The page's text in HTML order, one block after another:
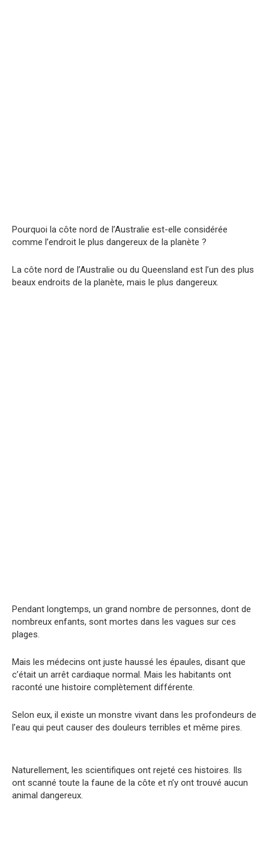
Pourquoi la côte nord de l’Australie est-elle considérée
comme l’endroit le plus dangereux de la planète ?
La côte nord de l’Australie ou du Queensland est l’un des plus
beaux endroits de la planète, mais le plus dangereux.
Pendant longtemps, un grand nombre de personnes, dont de
nombreux enfants, sont mortes dans les vagues sur ces
plages.
Mais les médecins ont juste haussé les épaules, disant que
c’était un arrêt cardiaque normal. Mais les habitants ont
raconté une histoire complètement différente.
Selon eux, il existe un monstre vivant dans les profondeurs de
l’eau qui peut causer des douleurs terribles et même pires.
Naturellement, les scientifiques ont rejeté ces histoires. Ils
ont scanné toute la faune de la côte et n’y ont trouvé aucun
animal dangereux.